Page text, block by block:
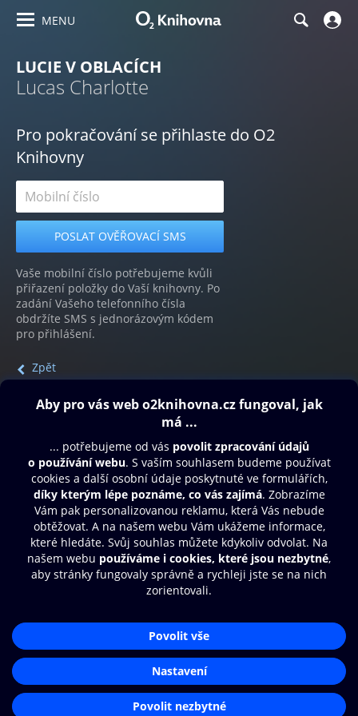
MENU
LUCIE V OBLACÍCH
Lucas Charlotte
Pro pokračování se přihlaste do O2
Knihovny
Vaše mobilní číslo potřebujeme kvůli
přiřazení položky do Vaší knihovny. Po
zadání Vašeho telefonního čísla
obdržíte SMS s jednorázovým kódem
pro přihlášení.
Zpět
Obsah ke stažení
Moje O2 Knihovna
Další zábava
© O2 Czech Republic a.s.
Přístupnost
Zásady zpracování osobních údajů
Nastavení cookies
Aplikace O2 Knihovna
Čti a poslouchej své e-knihy a
audioknihy rychleji a pohodlněji.